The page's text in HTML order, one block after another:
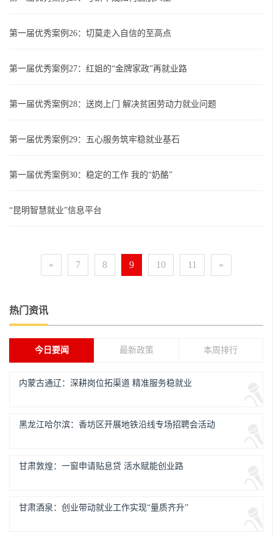
第一届优秀案例26：切莫走入自信的至高点
第一届优秀案例27：红姐的“金牌家政”再就业路
第一届优秀案例28：送岗上门 解决贫困劳动力就业问题
第一届优秀案例29：五心服务筑牢稳就业基石
第一届优秀案例30：稳定的工作 我的“奶酪”
“昆明智慧就业”信息平台
« 7 8 9 10 11 »
热门资讯
今日要闻 最新政策 本周排行
内蒙古通辽：深耕岗位拓渠道 精准服务稳就业
黑龙江哈尔滨：香坊区开展地铁沿线专场招聘会活动
甘肃敦煌：一窗申请贴息贷 活水赋能创业路
甘肃酒泉：创业带动就业工作实现“量质齐升”